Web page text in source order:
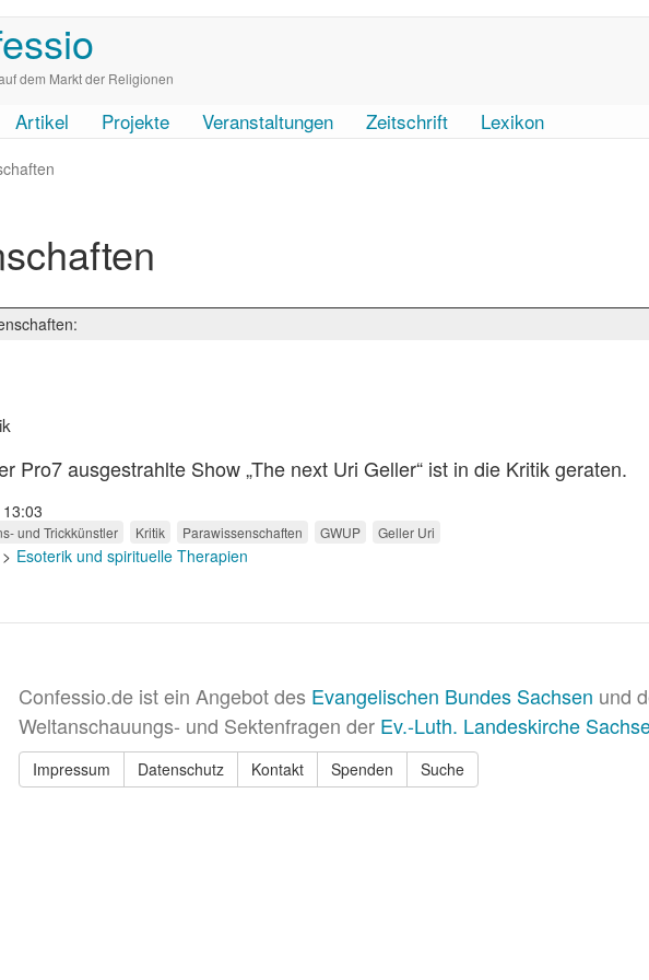
dem Markt der Religionen
Artikel Projekte Veranstaltungen Zeitschrift Lexikon
Pro7 ausgestrahlte Show „The next Uri Geller“ ist in die Kritik geraten.
und Trickkünstler Kritik Parawissenschaften GWUP Geller Uri
Esoterik und spirituelle Therapien
Confessio.de ist ein Angebot des Evangelischen Bundes Sachsen und
Weltanschauungs- und Sektenfragen der Ev.-Luth. Landeskirche
Impressum Datenschutz Kontakt Spenden Suche